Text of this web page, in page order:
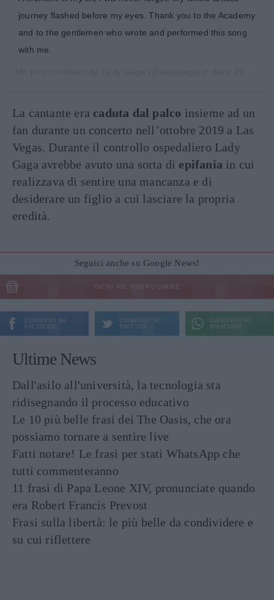
journey flashed before my eyes. Thank you to the Academy
and to the gentlemen who wrote and performed this song
with me.
La cantante era caduta dal palco insieme ad un
fan durante un concerto nell’ottobre 2019 a Las
Vegas. Durante il controllo ospedaliero Lady
Gaga avrebbe avuto una sorta di epifania in cui
realizzava di sentire una mancanza e di
desiderare un figlio a cui lasciare la propria
eredità.
Seguici anche su Google News!
ENTRA NEL NOSTRO CANALE
CONDIVIDI SU
FACEBOOK
CONDIVIDI SU
TWITTER
CONDIVIDI SU
WHATSAPP
Ultime News
Dall'asilo all'università, la tecnologia sta
ridisegnando il processo educativo
Le 10 più belle frasi dei The Oasis, che ora
possiamo tornare a sentire live
Fatti notare! Le frasi per stati WhatsApp che
tutti commenteranno
11 frasi di Papa Leone XIV, pronunciate quando
era Robert Francis Prevost
Frasi sulla libertà: le più belle da condividere e
su cui riflettere